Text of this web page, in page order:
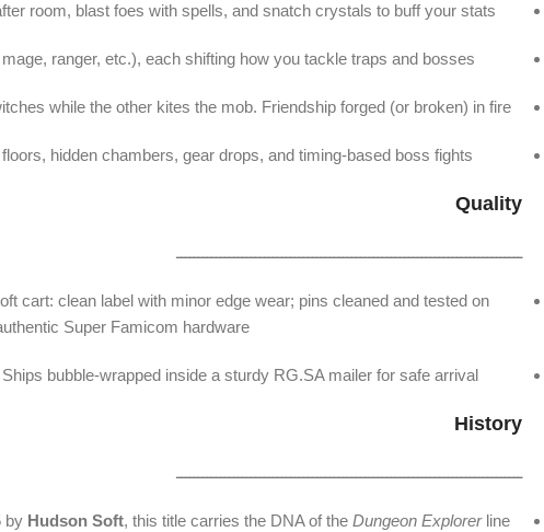
room, blast foes with spells, and snatch crystals to buff your stats.
ranger, etc.), each shifting how you tackle traps and bosses.
while the other kites the mob. Friendship forged (or broken) in fire!
hidden chambers, gear drops, and timing‑based boss fights.
Quality
ـــــــــــــــــــــــــــــــــــــــــــــــــــــــــــــــــــــــــــــــ
cart: clean label with minor edge wear; pins cleaned and tested on
Super Famicom hardware.
bubble‑wrapped inside a sturdy RG.SA mailer for safe arrival.
History
ـــــــــــــــــــــــــــــــــــــــــــــــــــــــــــــــــــــــــــــــ
by Hudson Soft, this title carries the DNA of theDungeon Explorerline